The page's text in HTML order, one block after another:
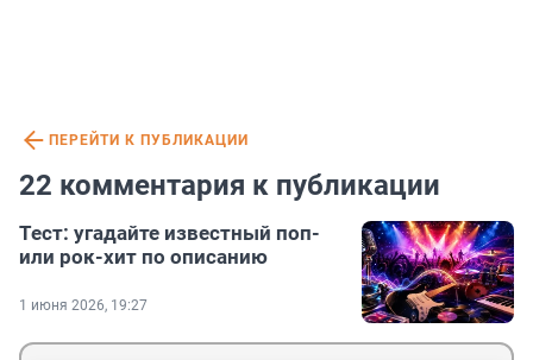
ПЕРЕЙТИ К ПУБЛИКАЦИИ
22 комментария к публикации
Тест: угадайте известный поп-
или рок-хит по описанию
1 июня 2026, 19:27